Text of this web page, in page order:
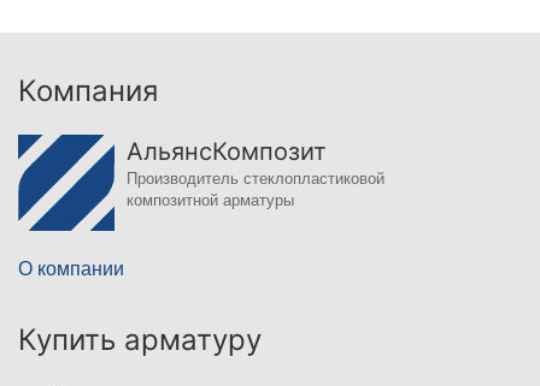
Компания
АльянсКомпозит
Производитель стеклопластиковой
композитной арматуры
О компании
Купить арматуру